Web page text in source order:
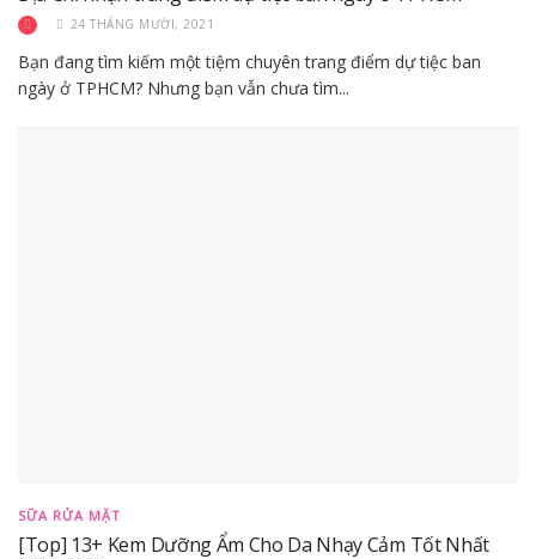
24 THÁNG MƯỜI, 2021
Bạn đang tìm kiếm một tiệm chuyên trang điểm dự tiệc ban
ngày ở TPHCM? Nhưng bạn vẫn chưa tìm...
SỮA RỬA MẶT
[Top] 13+ Kem Dưỡng Ẩm Cho Da Nhạy Cảm Tốt Nhất